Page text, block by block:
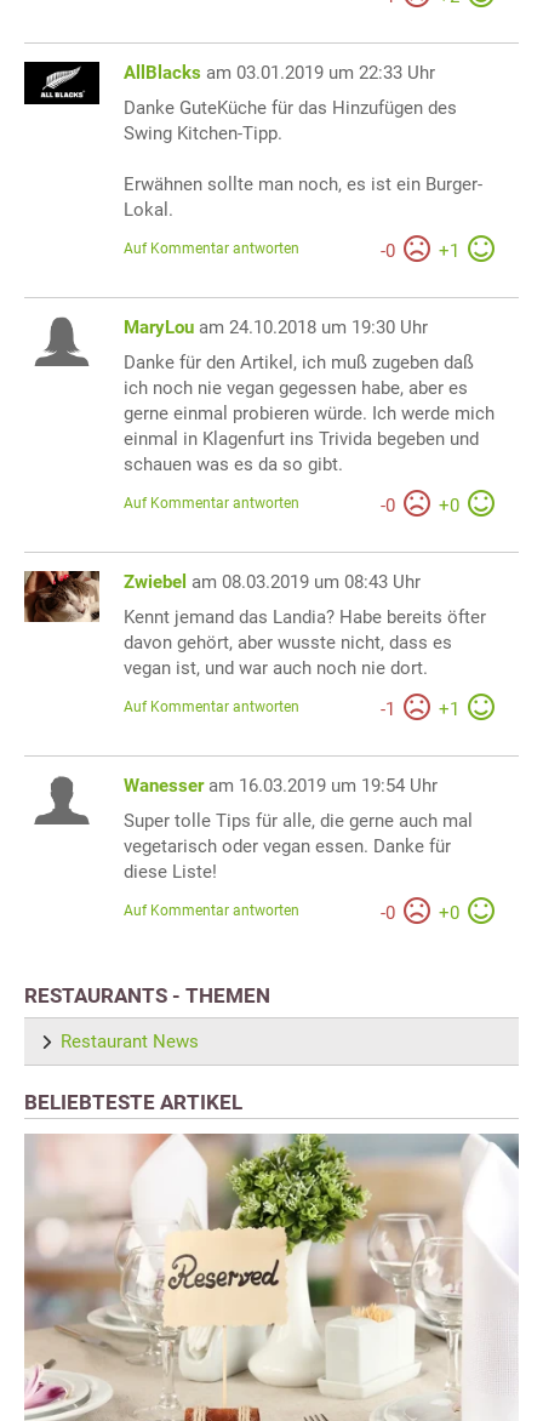
AllBlacks am 03.01.2019 um 22:33 Uhr
Danke GuteKüche für das Hinzufügen des
Swing Kitchen-Tipp.
Erwähnen sollte man noch, es ist ein Burger-
Lokal.
-0 +1
Auf Kommentar antworten
MaryLou am 24.10.2018 um 19:30 Uhr
Danke für den Artikel, ich muß zugeben daß
ich noch nie vegan gegessen habe, aber es
gerne einmal probieren würde. Ich werde mich
einmal in Klagenfurt ins Trivida begeben und
schauen was es da so gibt.
-0 +0
Auf Kommentar antworten
Zwiebel am 08.03.2019 um 08:43 Uhr
Kennt jemand das Landia? Habe bereits öfter
davon gehört, aber wusste nicht, dass es
vegan ist, und war auch noch nie dort.
-1 +1
Auf Kommentar antworten
Wanesser am 16.03.2019 um 19:54 Uhr
Super tolle Tips für alle, die gerne auch mal
vegetarisch oder vegan essen. Danke für
diese Liste!
-0 +0
Auf Kommentar antworten
RESTAURANTS - THEMEN
Restaurant News
BELIEBTESTE ARTIKEL